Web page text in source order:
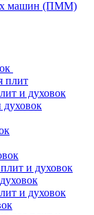
машин (ПММ)
плит
и духовок
и духовок
и духовок